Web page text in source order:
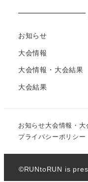
お知らせ
大会情報
大会情報・大会結果
大会結果
お知らせ大会情報・大
プライバシーポリシー
©RUNtoRUN is